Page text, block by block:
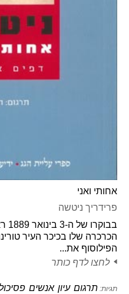
אחותי ואני
פרידריך ניטשה
הכרכרה שלו בכיכר העיר
הפילוסוף את...
לחצו לדף כותר
תגיות: תרגום עיון אנשים